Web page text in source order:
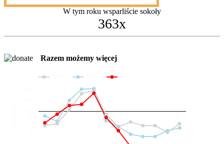
W tym roku wsparliście sokoły
363x
Razem możemy więcej